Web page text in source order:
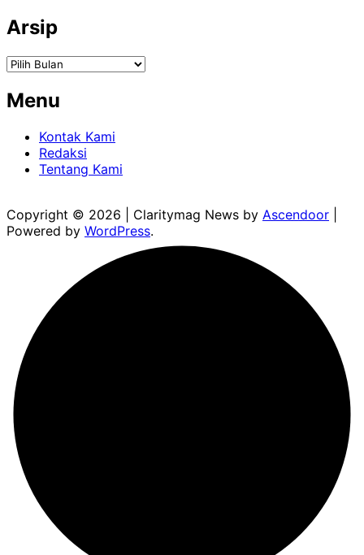
Arsip
Arsip
Menu
Kontak Kami
Redaksi
Tentang Kami
Copyright © 2026 | Claritymag News by Ascendoor
Powered by WordPress.